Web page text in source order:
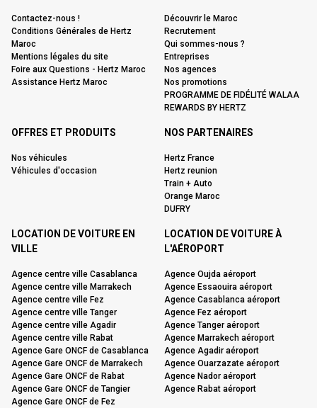
Contactez-nous !
Conditions Générales de Hertz
Maroc
Mentions légales du site
Foire aux Questions - Hertz Maroc
Assistance Hertz Maroc
Découvrir le Maroc
Recrutement
Qui sommes-nous ?
Entreprises
Nos agences
Nos promotions
PROGRAMME DE FIDÉLITÉ WALAA
REWARDS BY HERTZ
OFFRES ET PRODUITS
Nos véhicules
Véhicules d'occasion
NOS PARTENAIRES
Hertz France
Hertz reunion
Train + Auto
Orange Maroc
DUFRY
LOCATION DE VOITURE EN
VILLE
Agence centre ville Casablanca
Agence centre ville Marrakech
Agence centre ville Fez
Agence centre ville Tanger
Agence centre ville Agadir
Agence centre ville Rabat
Agence Gare ONCF de Casablanca
Agence Gare ONCF de Marrakech
Agence Gare ONCF de Rabat
Agence Gare ONCF de Tangier
Agence Gare ONCF de Fez
LOCATION DE VOITURE À
L'AÉROPORT
Agence Oujda aéroport
Agence Essaouira aéroport
Agence Casablanca aéroport
Agence Fez aéroport
Agence Tanger aéroport
Agence Marrakech aéroport
Agence Agadir aéroport
Agence Ouarzazate aéroport
Agence Nador aéroport
Agence Rabat aéroport